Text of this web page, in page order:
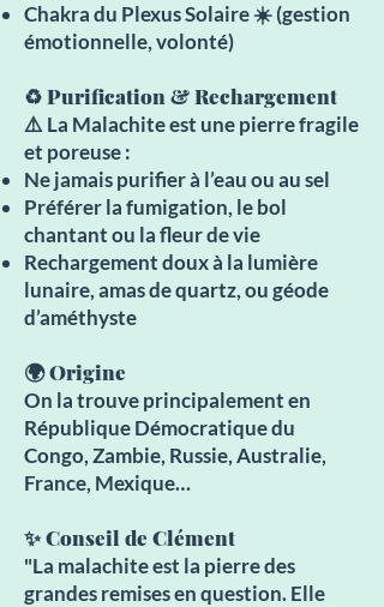
Chakra du Plexus Solaire ☀️ (gestion
émotionnelle, volonté)
♻️ Purification & Rechargement
⚠️ La Malachite est une pierre fragile
et poreuse :
Ne jamais purifier à l’eau ou au sel
Préférer la fumigation, le bol
chantant ou la fleur de vie
Rechargement doux à la lumière
lunaire, amas de quartz, ou géode
d’améthyste
🌍 Origine
On la trouve principalement en
République Démocratique du
Congo, Zambie, Russie, Australie,
France, Mexique…
✨ Conseil de Clément
"La malachite est la pierre des
grandes remises en question. Elle